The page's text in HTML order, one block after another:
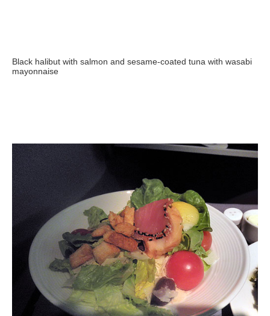
Black halibut with salmon and sesame-coated tuna with wasabi
mayonnaise